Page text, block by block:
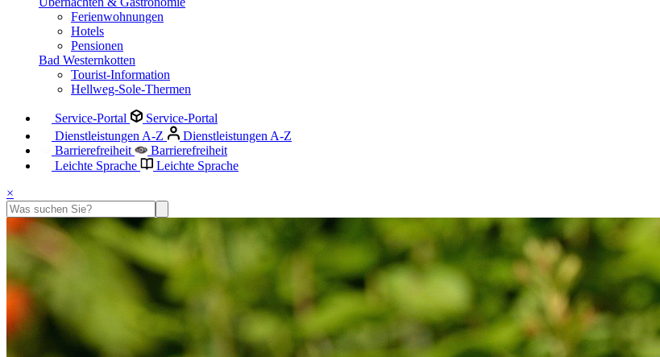
Ferienwohnungen
Hotels
Pensionen
Bad Westernkotten
Tourist-Information
Hellweg-Sole-Thermen
Service-Portal
Service-Portal
Dienstleistungen A-Z
Dienstleistungen A-Z
Barrierefreiheit
Barrierefreiheit
Leichte Sprache
Leichte Sprache
×